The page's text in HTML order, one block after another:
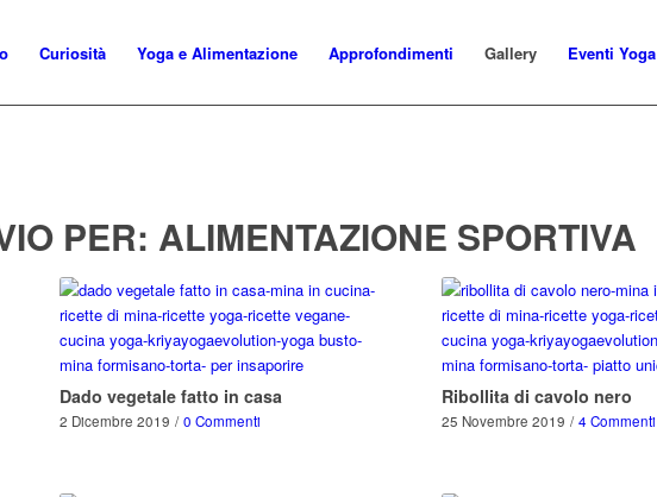
Curiosità Yoga e Alimentazione Approfondimenti Gallery Eventi Yoga
PER: ALIMENTAZIONE SPORTIVA
Dado vegetale fatto in casa
2 Dicembre 2019 / 0 Commenti
Ribollita di cavolo nero
25 Novembre 2019 / 4 Commenti